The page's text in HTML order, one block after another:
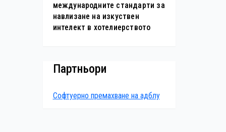
международните стандарти за
навлизане на изкуствен
интелект в хотелиерството
Партньори
Софтуерно премахване на адблу